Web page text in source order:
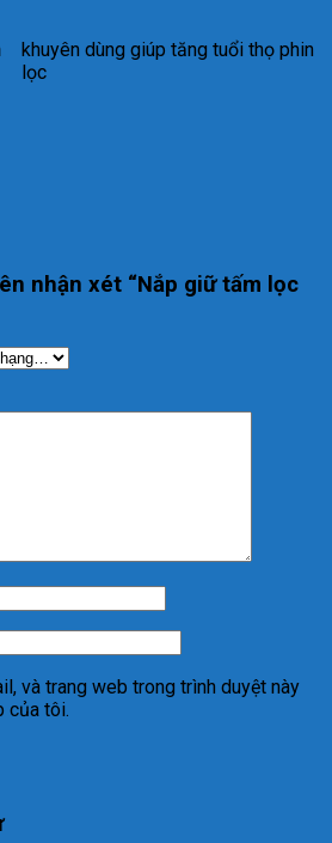
khuyên dùng giúp tăng tuổi thọ phin
lọc
nhận xét “Nắp giữ tấm lọc
và trang web trong trình duyệt này
của tôi.